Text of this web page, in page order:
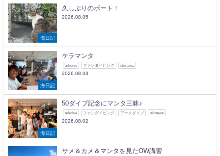
海日記
久しぶりのボート！
2026.08.05
海日記
ケラマンタ
arkdive ファンダイビング okinawa
2026.08.03
海日記
50ダイブ記念にマンタ三昧♪
arkdive ファンダイビング アークダイブ okinawa
2026.08.02
サメ＆カメ＆マンタを見たOW講習